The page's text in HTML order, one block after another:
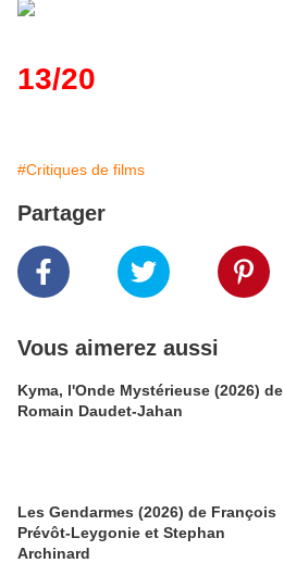
13/20
#Critiques de films
Partager
Vous aimerez aussi
Kyma, l'Onde Mystérieuse (2026) de
Romain Daudet-Jahan
Les Gendarmes (2026) de François
Prévôt-Leygonie et Stephan
Archinard